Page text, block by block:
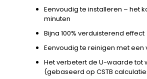
Eenvoudig te installeren – het
minuten
Bijna 100% verduisterend effect
Eenvoudig te reinigen met een
Het verbetert de U-waarde tot
(gebaseerd op CSTB